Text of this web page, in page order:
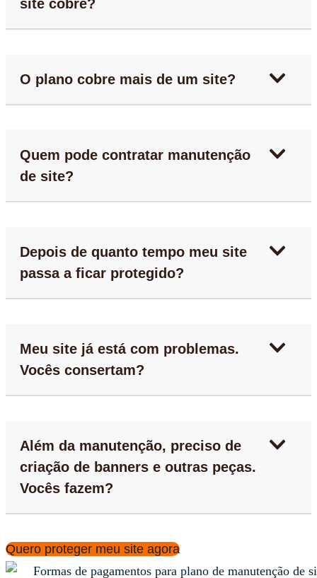
site cobre?
O plano cobre mais de um site?
Quem pode contratar manutenção
de site?
Depois de quanto tempo meu site
passa a ficar protegido?
Meu site já está com problemas.
Vocês consertam?
Além da manutenção, preciso de
criação de banners e outras peças.
Vocês fazem?
Quero proteger meu site agora